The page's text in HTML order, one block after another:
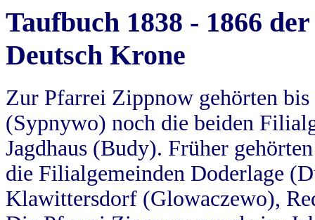
Taufbuch 1838 - 1866
Deutsch Krone
Zur Pfarrei Zippnow gehörten
(Sypnywo) noch die beiden
Jagdhaus (Budy). Früher
die Filialgemeinden Doderlage
Klawittersdorf (Glowaczewo),